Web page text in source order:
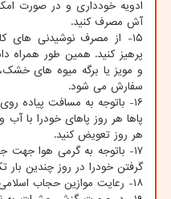
ادویه خودداری و در صورت
آش مصرف کنید.
۱۵- از مصرف نوشیدنی های
پرهیز کنید. همین طور همراه
و مویز یا برگه میوه های خشک،
سفارش می شود.
۱۶- باتوجه به مسافت پیاده
پاها هر روز پاهای خودرا با
هر روز تعویض کنید.
۱۷- باتوجه به گرمی هوا
گرفتن خودرا در روز چندین بار
۱۸- رعایت موازین حجاب اسلامی در موکب الزامی است.